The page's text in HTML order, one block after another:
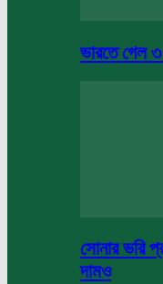
ভারতে গেল
সোনার ভরি
দামও